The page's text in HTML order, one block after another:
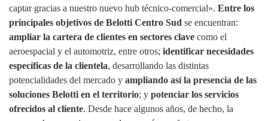
captar gracias a nuestro nuevo hub técnico‑comercial». Entre los
principales objetivos de Belotti Centro Sud se encuentran:
ampliar la cartera de clientes en sectores clave como el
aeroespacial y el automotriz, entre otros; identificar necesidades
específicas de la clientela, desarrollando las distintas
potencialidades del mercado y ampliando así la presencia de las
soluciones Belotti en el territorio; y potenciar los servicios
ofrecidos al cliente. Desde hace algunos años, de hecho, la